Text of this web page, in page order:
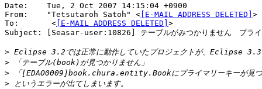
Date:    Tue, 2 Oct 2007 14:15:04 +0900
From:    "Tetsutaroh Satoh" < [E-MAIL ADDRESS DELETED] >
To:       < [E-MAIL ADDRESS DELETED] >
Subject: [Seasar-user:10826] テーブルがみつかりません　プライマ
>
>
>
>